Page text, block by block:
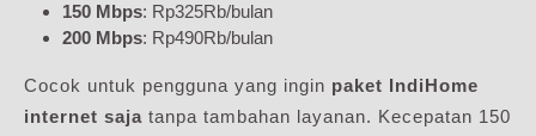
150 Mbps: Rp325Rb/bulan
200 Mbps: Rp490Rb/bulan
Cocok untuk pengguna yang ingin paket IndiHome
internet saja tanpa tambahan layanan. Kecepatan 150